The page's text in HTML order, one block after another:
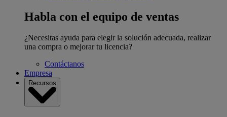
Habla con el equipo de ventas
¿Necesitas ayuda para elegir la solución adecuada, realizar
una compra o mejorar tu licencia?
Contáctanos
Empresa
Recursos